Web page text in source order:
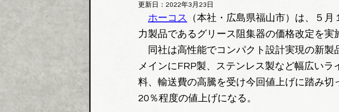
更新日： 2022年3月23日
ホーコス （本社・広島県福山市）は、５
力製品であるグリース阻集器の価格改定を実
同社は高性能でコンパクト設計実現の新製
メインにFRP製、ステンレス製など幅広い
料、輸送費の高騰を受け今回値上げに踏み切
20％程度の値上げになる。